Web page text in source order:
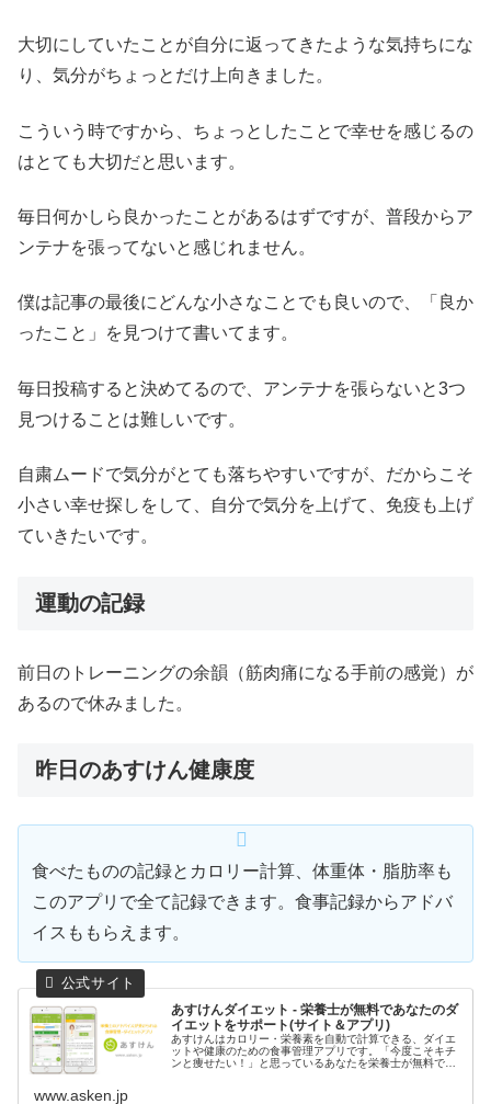
大切にしていたことが自分に返ってきたような気持ちにな
り、気分がちょっとだけ上向きました。
こういう時ですから、ちょっとしたことで幸せを感じるの
はとても大切だと思います。
毎日何かしら良かったことがあるはずですが、普段からア
ンテナを張ってないと感じれません。
僕は記事の最後にどんな小さなことでも良いので、「良か
ったこと」を見つけて書いてます。
毎日投稿すると決めてるので、アンテナを張らないと3つ
見つけることは難しいです。
自粛ムードで気分がとても落ちやすいですが、だからこそ
小さい幸せ探しをして、自分で気分を上げて、免疫も上げ
ていきたいです。
運動の記録
前日のトレーニングの余韻（筋肉痛になる手前の感覚）が
あるので休みました。
昨日のあすけん健康度
食べたものの記録とカロリー計算、体重体・脂肪率も
このアプリで全て記録できます。食事記録からアドバ
イスももらえます。
あすけんダイエット - 栄養士が無料であなたのダ
イエットをサポート(サイト＆アプリ)
あすけんはカロリー・栄養素を自動で計算できる、ダイエ
ットや健康のための食事管理アプリです。「今度こそキチ
ンと痩せたい！」と思っているあなたを栄養士が無料でサ
www.asken.jp